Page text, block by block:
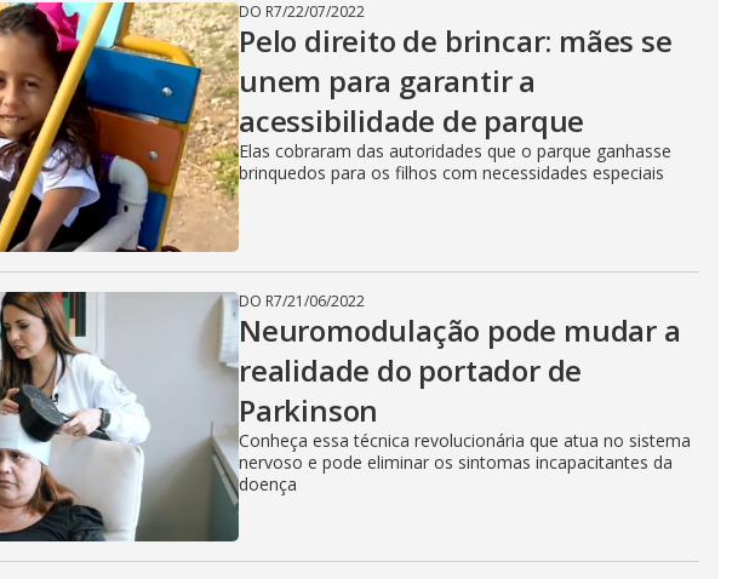
DO R7/22/07/2022
Pelo direito de brincar: mães se
unem para garantir a
acessibilidade de parque
Elas cobraram das autoridades que o parque ganhasse
brinquedos para os filhos com necessidades especiais
DO R7/21/06/2022
Neuromodulação pode mudar a
realidade do portador de
Parkinson
Conheça essa técnica revolucionária que atua no sistema
nervoso e pode eliminar os sintomas incapacitantes da
doença